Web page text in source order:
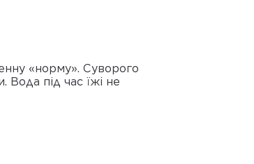
«норму». Суворого
Вода під час їжі не